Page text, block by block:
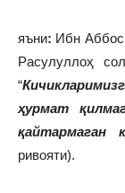
яъни: Ибн Аббос
Расулуллоҳ
“
ҳурмат
қайтармаган
ривояти).